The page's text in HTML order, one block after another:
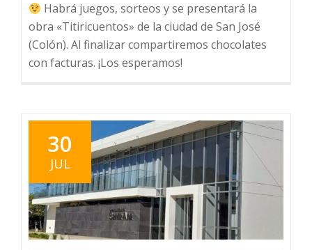
Habrá juegos, sorteos y se presentará la
obra «Titiricuentos» de la ciudad de San José
(Colón). Al finalizar compartiremos chocolates
con facturas. ¡Los esperamos!
30
JUL